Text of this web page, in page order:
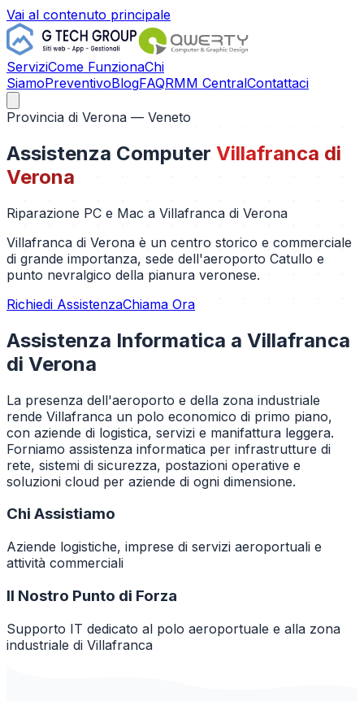
Vai al contenuto principale
ServiziCome FunzionaChi
SiamoPreventivoBlogFAQRMM CentralContattaci
Provincia di Verona — Veneto
Assistenza Computer Villafranca di
Verona
Riparazione PC e Mac a Villafranca di Verona
Villafranca di Verona è un centro storico e commerciale
di grande importanza, sede dell'aeroporto Catullo e
punto nevralgico della pianura veronese.
Richiedi AssistenzaChiama Ora
Assistenza Informatica a Villafranca
di Verona
La presenza dell'aeroporto e della zona industriale
rende Villafranca un polo economico di primo piano,
con aziende di logistica, servizi e manifattura leggera.
Forniamo assistenza informatica per infrastrutture di
rete, sistemi di sicurezza, postazioni operative e
soluzioni cloud per aziende di ogni dimensione.
Chi Assistiamo
Aziende logistiche, imprese di servizi aeroportuali e
attività commerciali
Il Nostro Punto di Forza
Supporto IT dedicato al polo aeroportuale e alla zona
industriale di Villafranca